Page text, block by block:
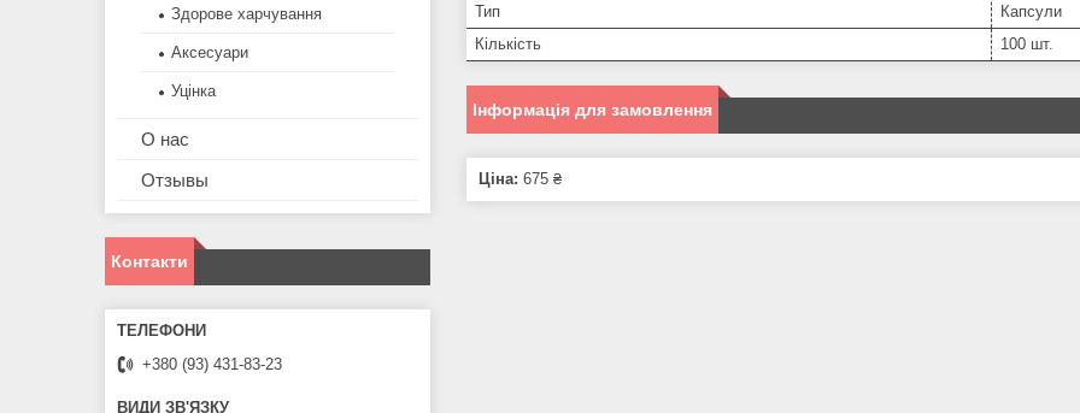
Тип
Капсули
Кількість
100 шт.
Інформація для замовлення
Ціна: 675 ₴
Здорове харчування
Аксесуари
Уцінка
О нас
Отзывы
Контакти
+380 (93) 431-83-23